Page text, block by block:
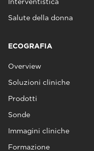
Salute della donna
ECOGRAFIA
Overview
Soluzioni cliniche
Prodotti
Sonde
Immagini cliniche
Formazione